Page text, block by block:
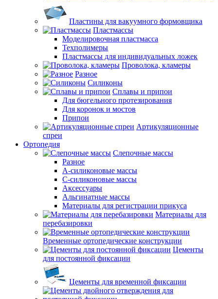
Пластины для вакуумного формовщика
Пластмассы
Моделировочная пластмасса
Техполимеры
Пластмассы для индивидуальных ложек
Проволока, кламеры
Разное
Силиконы
Сплавы и припои
Для бюгельного протезирования
Для коронок и мостов
Припои
Артикуляционные
спреи
Ортопедия
Слепочные массы
Разное
А-силиконовые массы
С-силиконовые массы
Аксессуары
Альгинатные массы
Материалы для регистрации прикуса
Материалы для
перебазировки
Временные ортопедические конструкции
Цементы
для постоянной фиксации
Цементы для временной фиксации